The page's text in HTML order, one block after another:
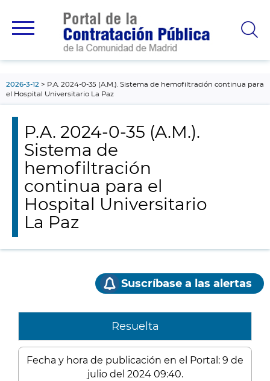
principal
2026-3-12
P.A. 2024-0-35 (A.M.). Sistema de hemofiltración continua para
el Hospital Universitario La Paz
P.A. 2024-0-35 (A.M.).
Sistema de
hemofiltración
continua para el
Hospital Universitario
La Paz
Suscríbase a las alertas
Resuelta
Fecha y hora de publicación en el Portal: 9 de
julio del 2024 09:40.